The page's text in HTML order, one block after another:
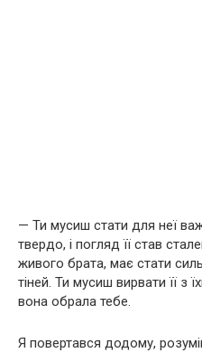
— Ти мусиш стати для неї
твердо, і погляд її став
живого брата, має стати
тіней. Ти мусиш вирвати її з
вона обрала тебе.
Я повертався додому,